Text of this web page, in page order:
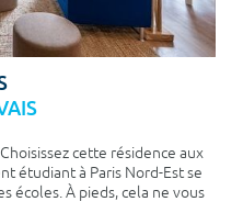
cette résidence aux
étudiant à Paris Nord-Est se
écoles. À pieds, cela ne vous